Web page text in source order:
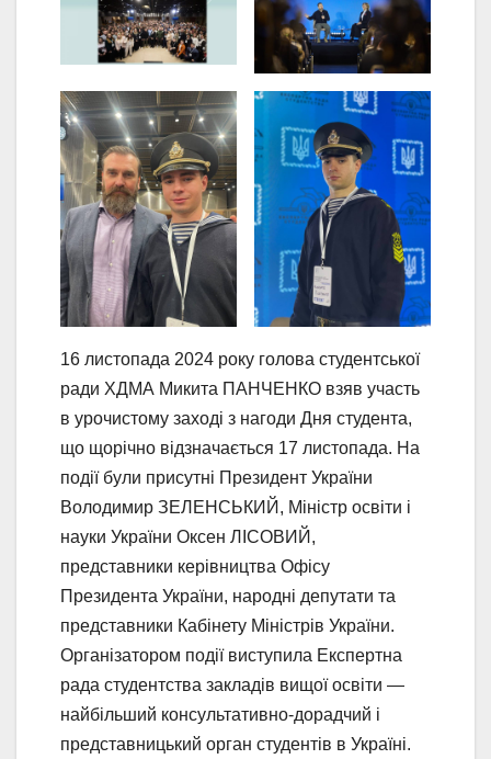
16 листопада 2024 року голова студентської
ради ХДМА Микита ПАНЧЕНКО взяв участь
в урочистому заході з нагоди Дня студента,
що щорічно відзначається 17 листопада. На
події були присутні Президент України
Володимир ЗЕЛЕНСЬКИЙ, Міністр освіти і
науки України Оксен ЛІСОВИЙ,
представники керівництва Офісу
Президента України, народні депутати та
представники Кабінету Міністрів України.
Організатором події виступила Експертна
рада студентства закладів вищої освіти —
найбільший консультативно-дорадчий і
представницький орган студентів в Україні.